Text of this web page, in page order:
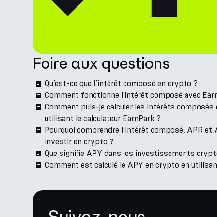
Foire aux questions
Qu’est-ce que l’intérêt composé en crypto ?
Comment fonctionne l'intérêt composé avec
Comment puis-je calculer les intérêts composés
utilisant le calculateur EarnPark ?
Pourquoi comprendre l’intérêt composé, APR
investir en crypto ?
Que signifie APY dans les investissements
Comment est calculé le APY en crypto en